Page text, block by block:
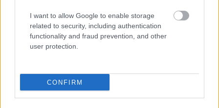
I want to allow Google to enable storage
related to security, including authentication
functionality and fraud prevention, and other
user protection.
CONFIRM
Τουρισμός για Όλους 2026: Ποιοι
Voucher έως 600 ευρώ